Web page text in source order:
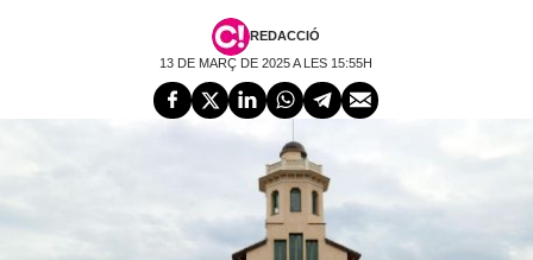
REDACCIÓ
13 DE MARÇ DE 2025 A LES 15:55H